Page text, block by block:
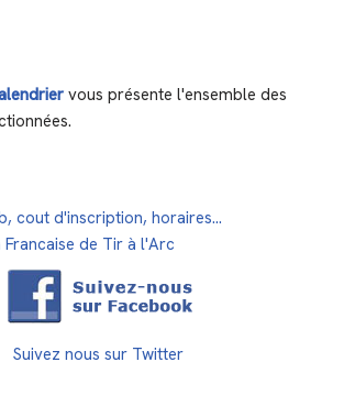
vous présente l'ensemble des
cout d'inscription, horaires...
de Tir à l'Arc
Suivez nous sur Twitter